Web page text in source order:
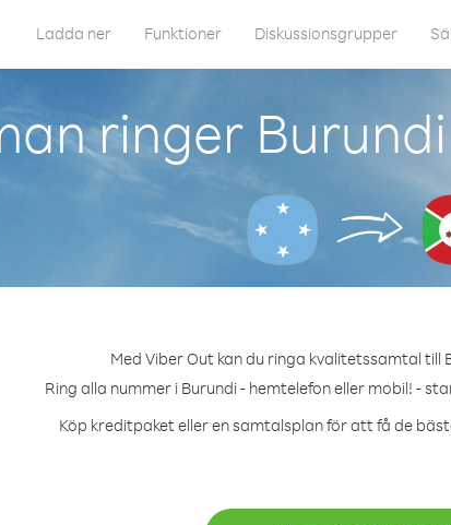
Ladda ner Funktioner Diskussionsgrupper
ringer
Med Viber Out kan du ringa kvalitetssamtal till
Ring alla nummer i Burundi - hemtelefon eller mobil! -
Köp kreditpaket eller en samtalsplan för att få de